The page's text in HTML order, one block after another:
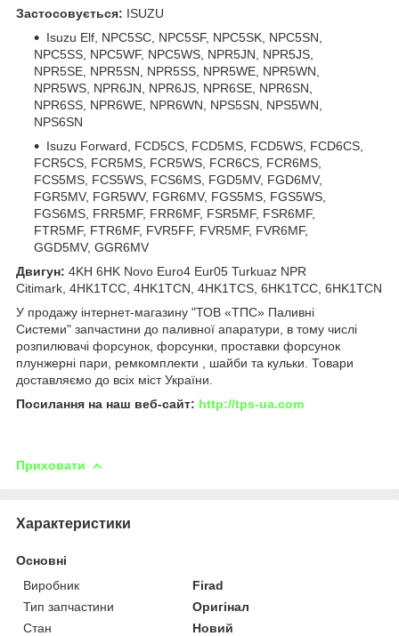
Застосовується: ISUZU
Isuzu Elf, NPC5SC, NPC5SF, NPC5SK, NPC5SN,
NPC5SS, NPC5WF, NPC5WS, NPR5JN, NPR5JS,
NPR5SE, NPR5SN, NPR5SS, NPR5WE, NPR5WN,
NPR5WS, NPR6JN, NPR6JS, NPR6SE, NPR6SN,
NPR6SS, NPR6WE, NPR6WN, NPS5SN, NPS5WN,
NPS6SN
Isuzu Forward, FCD5CS, FCD5MS, FCD5WS, FCD6CS,
FCR5CS, FCR5MS, FCR5WS, FCR6CS, FCR6MS,
FCS5MS, FCS5WS, FCS6MS, FGD5MV, FGD6MV,
FGR5MV, FGR5WV, FGR6MV, FGS5MS, FGS5WS,
FGS6MS, FRR5MF, FRR6MF, FSR5MF, FSR6MF,
FTR5MF, FTR6MF, FVR5FF, FVR5MF, FVR6MF,
GGD5MV, GGR6MV
Двигун: 4KH 6HK Novo Euro4 Eur05 Turkuaz NPR
Citimark, 4HK1TCC, 4HK1TCN, 4HK1TCS, 6HK1TCC, 6HK1TCN
У продажу інтернет-магазину "ТОВ «ТПС» Паливні
Системи" запчастини до паливної апаратури, в тому числі
розпилювачі форсунок, форсунки, проставки форсунок
плунжерні пари, ремкомплекти , шайби та кульки. Товари
доставляємо до всіх міст України.
Посилання на наш веб-сайт: http://tps-ua.com
Приховати
Характеристики
Основні
Виробник
Firad
Тип запчастини
Оригінал
Стан
Новий